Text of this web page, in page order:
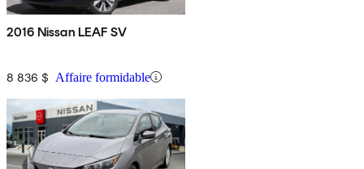
2016 Nissan LEAF SV
8 836 $ Affaire formidable